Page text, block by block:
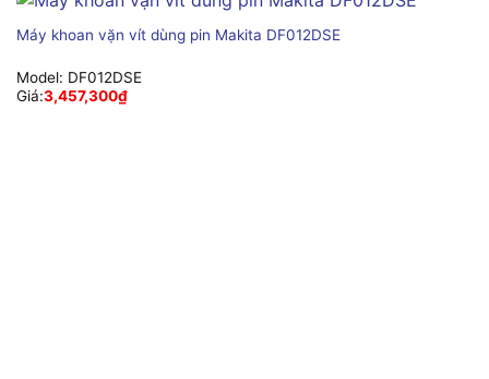
Máy khoan vặn vít dùng pin Makita DF012DSE
Model: DF012DSE
Giá:3,457,300₫